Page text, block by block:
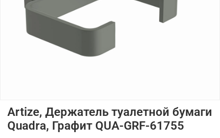
Artize, Держатель туалетной бумаги
Quadra, Графит QUA-GRF-61755